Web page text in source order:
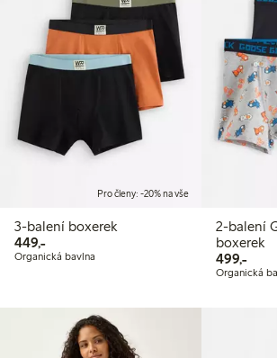
Pro členy: -20% na vše
3-balení boxerek
449,-449,00 Kč
Organická bavlna
2-balení
boxerek
499,-
Organická